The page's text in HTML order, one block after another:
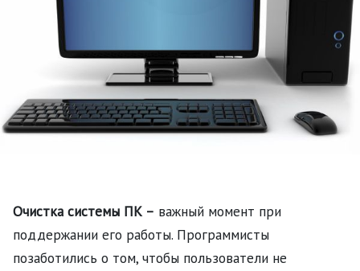
Очистка системы ПК – важный момент при
поддержании его работы. Программисты
позаботились о том, чтобы пользователи не